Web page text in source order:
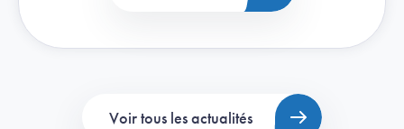
Voir tous les actualités